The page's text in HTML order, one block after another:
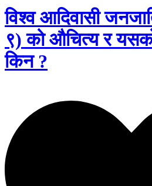
विश्व आदिवासी
९) को औचित्य र यसको
किन ?